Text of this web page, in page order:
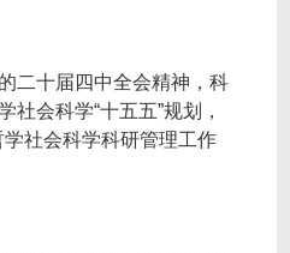
二十届四中全会精神，科
社会科学“十五五”规划，
社会科学科研管理工作